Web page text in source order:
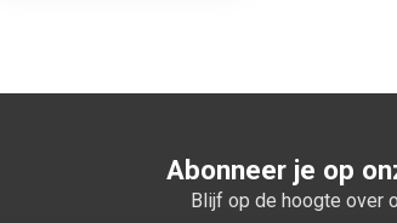
Abonneer je op
Blijf op de hoogte over